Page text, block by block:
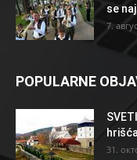
se
7.
POPULARNE
31.